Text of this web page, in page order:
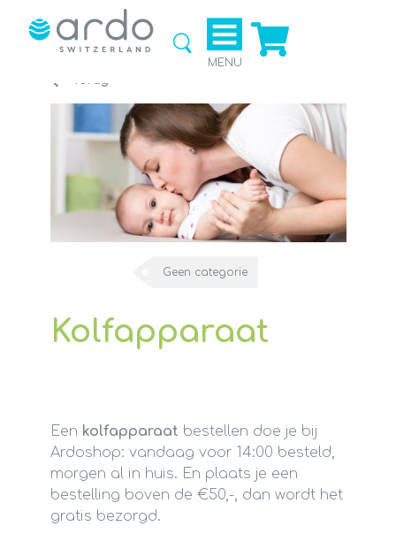
MENU
Terug
Geen categorie
Kolfapparaat
Een kolfapparaat bestellen doe je bij
Ardoshop: vandaag voor 14:00 besteld,
morgen al in huis. En plaats je een
bestelling boven de €50,-, dan wordt het
gratis bezorgd.